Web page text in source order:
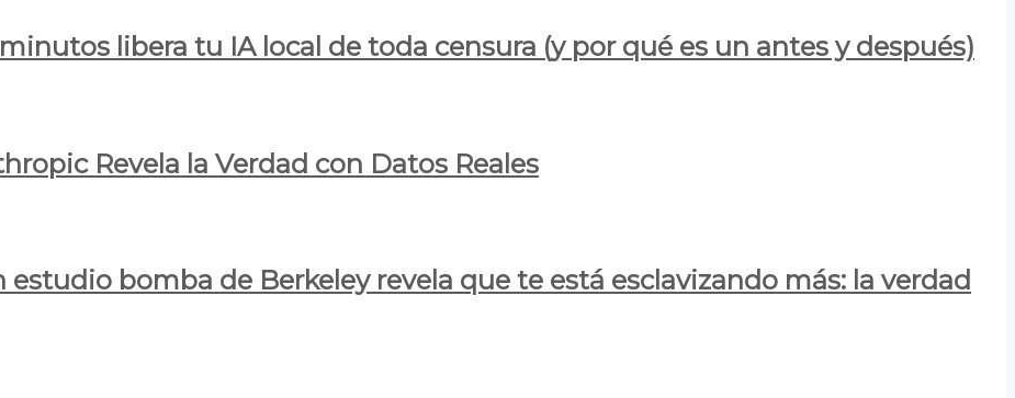
libera tu IA local de toda censura (y por qué es un antes y después)
Revela la Verdad con Datos Reales
bomba de Berkeley revela que te está esclavizando más: la verdad